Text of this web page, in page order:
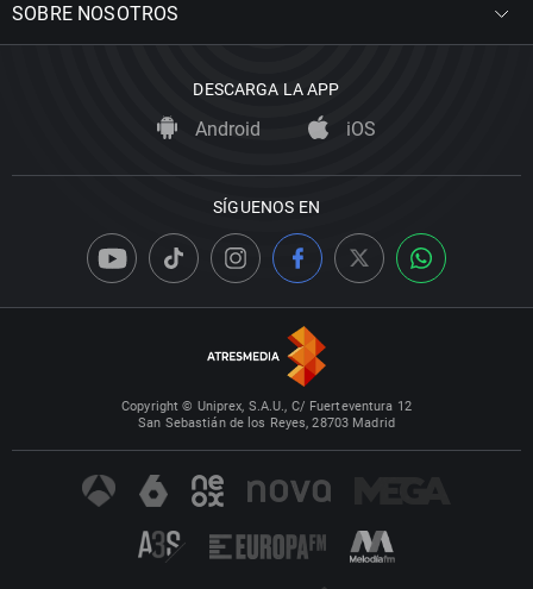
SOBRE NOSOTROS
DESCARGA LA APP
Android iOS
SÍGUENOS EN
Copyright © Uniprex, S.A.U., C/ Fuerteventura 12
San Sebastián de los Reyes, 28703 Madrid